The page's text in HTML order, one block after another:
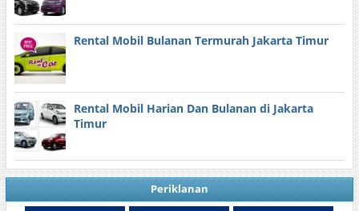
Rental Mobil Bulanan Termurah Jakarta Timur
Rental Mobil Harian Dan Bulanan di Jakarta
Timur
Periklanan